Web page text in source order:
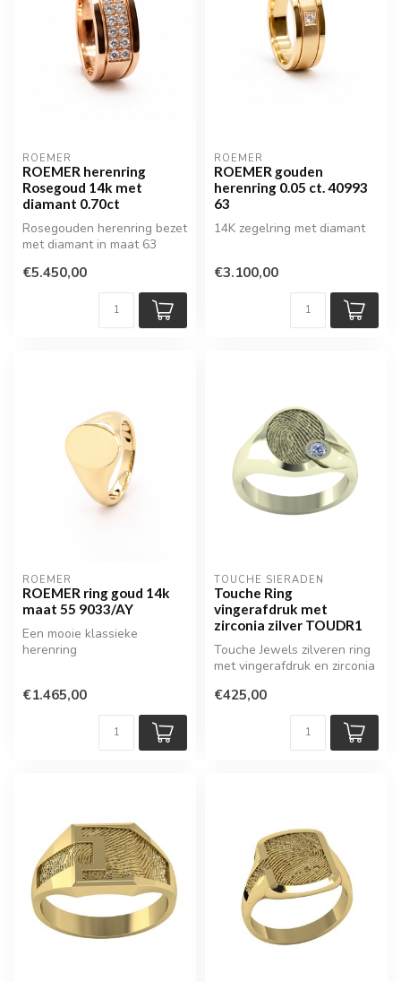
ROEMER
ROEMER herenring
Rosegoud 14k met
diamant 0.70ct
Rosegouden herenring bezet
met diamant in maat 63
€5.450,00
ROEMER
ROEMER gouden
herenring 0.05 ct. 40993
63
14K zegelring met diamant
€3.100,00
ROEMER
ROEMER ring goud 14k
maat 55 9033/AY
Een mooie klassieke
herenring
€1.465,00
TOUCHE SIERADEN
Touche Ring
vingerafdruk met
zirconia zilver TOUDR1
Touche Jewels zilveren ring
met vingerafdruk en zirconia
€425,00